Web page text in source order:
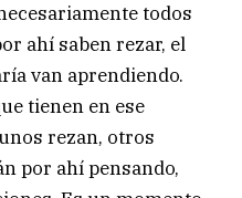
todos
ahí saben rezar, el
van aprendiendo.
tienen en ese
rezan, otros
por ahí pensando,